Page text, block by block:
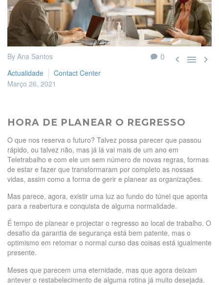
0   
By Ana Santos
Actualidade
Contact Center
Março 26, 2021
HORA DE PLANEAR O REGRESSO
O que nos reserva o futuro? Talvez possa parecer que passou
rápido, ou talvez não, mas já lá vai mais de um ano em
Teletrabalho e com ele um sem número de novas regras, formas
de estar e fazer que transformaram por completo as nossas
vidas, assim como a forma de gerir e planear as organizações.
Mas parece, agora, existir uma luz ao fundo do túnel que aponta
para a reabertura e conquista de alguma normalidade.
É tempo de planear e projectar o regresso ao local de trabalho. O
desafio da garantia de segurança está bem patente, mas o
optimismo em retomar o normal curso das coisas está igualmente
presente.
Meses que parecem uma eternidade, mas que agora deixam
antever o restabelecimento de alguma rotina já muito desejada.